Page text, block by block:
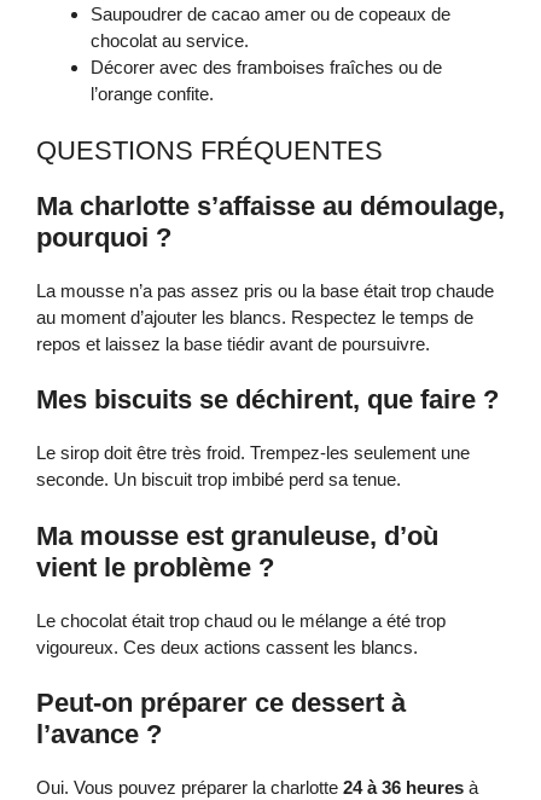
Saupoudrer de cacao amer ou de copeaux de
chocolat au service.
Décorer avec des framboises fraîches ou de
l’orange confite.
QUESTIONS FRÉQUENTES
Ma charlotte s’affaisse au démoulage,
pourquoi ?
La mousse n’a pas assez pris ou la base était trop chaude
au moment d’ajouter les blancs. Respectez le temps de
repos et laissez la base tiédir avant de poursuivre.
Mes biscuits se déchirent, que faire ?
Le sirop doit être très froid. Trempez-les seulement une
seconde. Un biscuit trop imbibé perd sa tenue.
Ma mousse est granuleuse, d’où
vient le problème ?
Le chocolat était trop chaud ou le mélange a été trop
vigoureux. Ces deux actions cassent les blancs.
Peut-on préparer ce dessert à
l’avance ?
Oui. Vous pouvez préparer la charlotte 24 à 36 heures à